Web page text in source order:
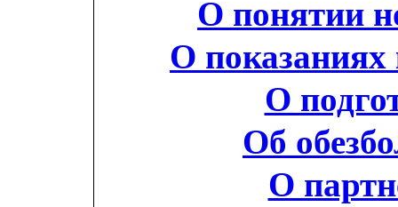
О понятии
О показаниях
О
Об
О